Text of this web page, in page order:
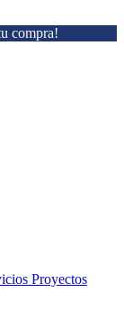
compra!
Proyectos